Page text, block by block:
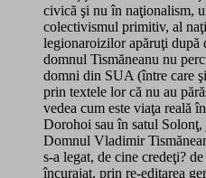
civică şi nu în naţionalism,
colectivismul primitiv, al
legionaroizilor apăruţi după
domnul Tismăneanu nu
domni din SUA (între care
prin textele lor că nu au
vedea cum este viaţa reală
Dorohoi sau în satul
Domnul Vladimir
s-a legat, de cine credeţi?
încurajat, prin re-editarea